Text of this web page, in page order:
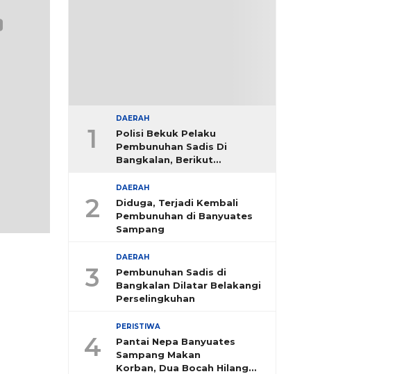
1
DAERAH
Polisi Bekuk Pelaku
Pembunuhan Sadis Di
Bangkalan, Berikut
2
DAERAH
Diduga, Terjadi Kembali
Pembunuhan di Banyuates
Sampang
3
DAERAH
Pembunuhan Sadis di
Bangkalan Dilatar Belakangi
Perselingkuhan
4
PERISTIWA
Pantai Nepa Banyuates
Sampang Makan
Korban, Dua Bocah Hilang